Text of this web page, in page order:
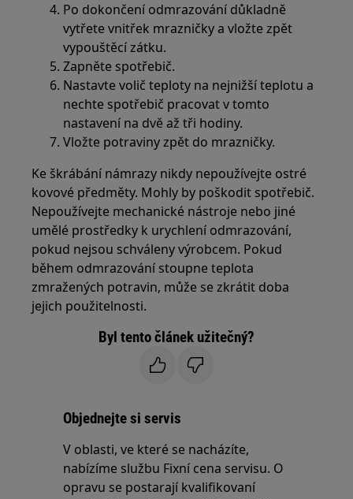
Po dokončení odmrazování důkladně
vytřete vnitřek mrazničky a vložte zpět
vypouštěcí zátku.
Zapněte spotřebič.
Nastavte volič teploty na nejnižší teplotu a
nechte spotřebič pracovat v tomto
nastavení na dvě až tři hodiny.
Vložte potraviny zpět do mrazničky.
Ke škrábání námrazy nikdy nepoužívejte ostré
kovové předměty. Mohly by poškodit spotřebič.
Nepoužívejte mechanické nástroje nebo jiné
umělé prostředky k urychlení odmrazování,
pokud nejsou schváleny výrobcem. Pokud
během odmrazování stoupne teplota
zmražených potravin, může se zkrátit doba
jejich použitelnosti.
Byl tento článek užitečný?
Objednejte si servis
V oblasti, ve které se nacházíte,
nabízíme službu Fixní cena servisu. O
opravu se postarají kvalifikovaní